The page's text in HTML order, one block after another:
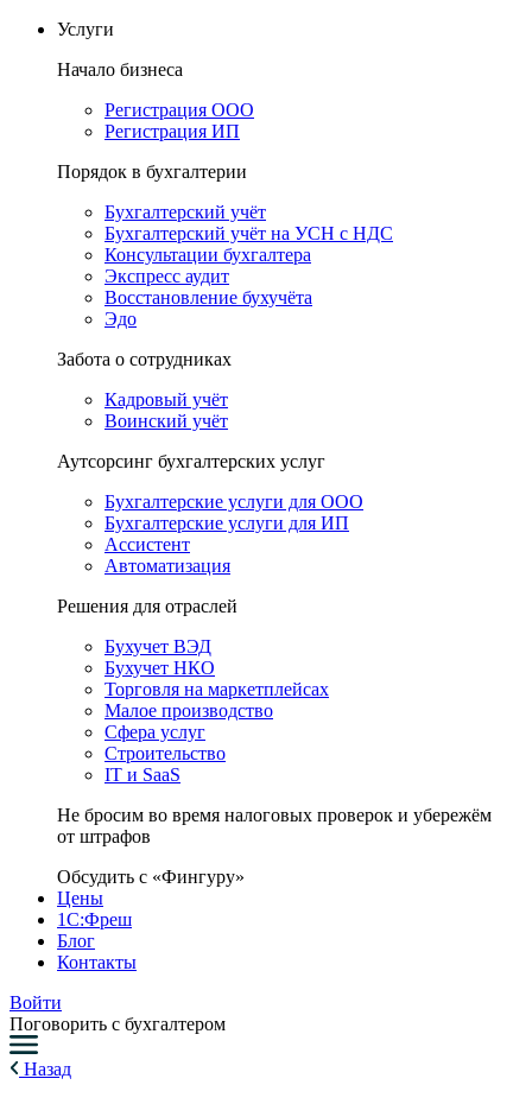
Услуги
Начало бизнеса
Регистрация ООО
Регистрация ИП
Порядок в бухгалтерии
Бухгалтерский учёт
Бухгалтерский учёт на УСН с НДС
Консультации бухгалтера
Экспресс аудит
Восстановление бухучёта
Эдо
Забота о сотрудниках
Кадровый учёт
Воинский учёт
Аутсорсинг бухгалтерских услуг
Бухгалтерские услуги для ООО
Бухгалтерские услуги для ИП
Ассистент
Автоматизация
Решения для отраслей
Бухучет ВЭД
Бухучет НКО
Торговля на маркетплейсах
Малое производство
Сфера услуг
Строительство
IT и SaaS
Не бросим во время налоговых проверок и убережём
от штрафов
Обсудить с «Фингуру»
Цены
1С:Фреш
Блог
Контакты
Войти
Поговорить с бухгалтером
Назад